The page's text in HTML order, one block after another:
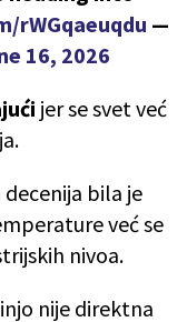
rWGqaeuqdu —
16, 2026
jer se svet već
bila je
već se
nivoa.
nije direktna